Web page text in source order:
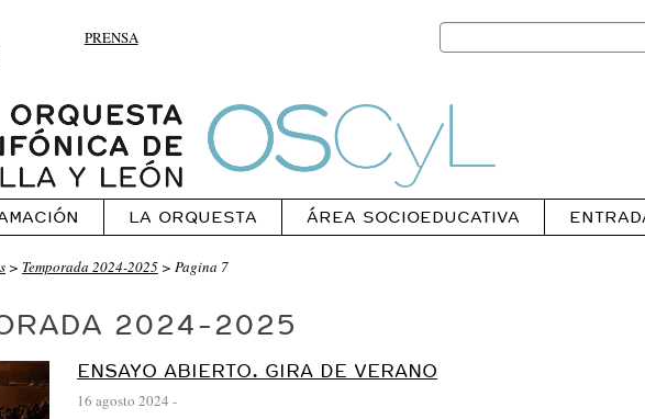
PRENSA
Search
for:
LA ORQUESTA ÁREA SOCIOEDUCATIVA
> Temporada 2024-2025 > Pagina 7
2024-2025
ENSAYO ABIERTO. GIRA DE VERANO
16 agosto 2024 -